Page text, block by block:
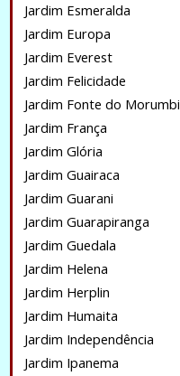
Jardim Esmeralda
Jardim Europa
Jardim Everest
Jardim Felicidade
Jardim Fonte do Morumbi
Jardim França
Jardim Glória
Jardim Guairaca
Jardim Guarani
Jardim Guarapiranga
Jardim Guedala
Jardim Helena
Jardim Herplin
Jardim Humaita
Jardim Independência
Jardim Ipanema